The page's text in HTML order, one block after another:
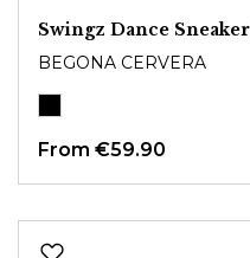
Swingz Dance
BEGONA CERVERA
From €59.90